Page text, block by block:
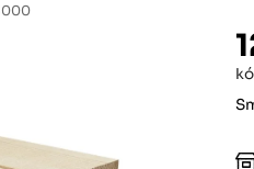
Labem, 400 01
+420
110
stanicí TANK ONO)
+420